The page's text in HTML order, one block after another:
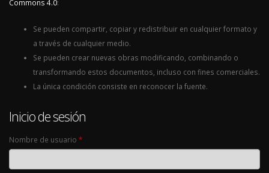
Commons 4.0:
Se pueden compartir, copiar y redistribuir en cualquier formato y
a través de cualquier medio.
Se pueden crear nuevas obras modificando, combinando o
transformando estos documentos, incluso con fines comerciales.
La única condición consiste en reconocer la fuente.
Inicio de sesión
Nombre de usuario *